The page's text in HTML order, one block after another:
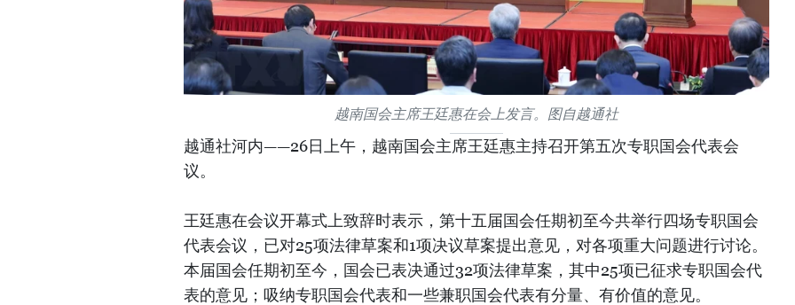
越南国会主席王廷惠在会上发言。图自越通社
越通社河内——26日上午，越南国会主席王廷惠主持召开第五次专职国会代表会
议。
王廷惠在会议开幕式上致辞时表示，第十五届国会任期初至今共举行四场专职国会
代表会议，已对25项法律草案和1项决议草案提出意见，对各项重大问题进行讨论。
本届国会任期初至今，国会已表决通过32项法律草案，其中25项已征求专职国会代
表的意见；吸纳专职国会代表和一些兼职国会代表有分量、有价值的意见。